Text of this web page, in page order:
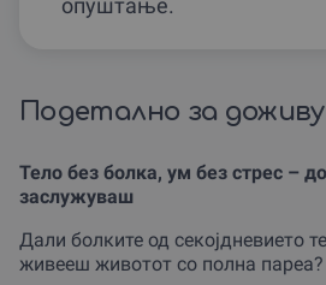
опуштање.
Подетално за
Тело без болка, ум без стрес –
заслужуваш
Дали болките од секојдневието
живееш животот со полна пареа?